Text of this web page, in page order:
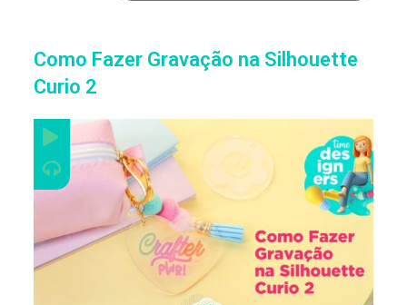
Como Fazer Gravação na Silhouette
Curio 2